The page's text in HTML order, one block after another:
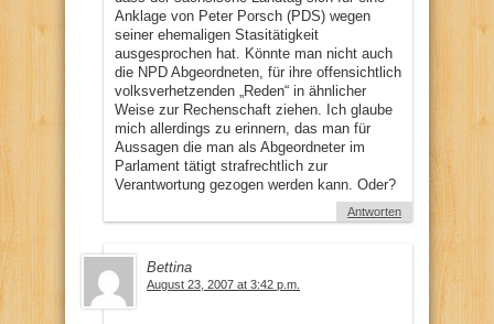
Anklage von Peter Porsch (PDS) wegen
seiner ehemaligen Stasitätigkeit
ausgesprochen hat. Könnte man nicht auch
die NPD Abgeordneten, für ihre offensichtlich
volksverhetzenden „Reden“ in ähnlicher
Weise zur Rechenschaft ziehen. Ich glaube
mich allerdings zu erinnern, das man für
Aussagen die man als Abgeordneter im
Parlament tätigt strafrechtlich zur
Verantwortung gezogen werden kann. Oder?
Antworten
Bettina
August 23, 2007 at 3:42 p.m.